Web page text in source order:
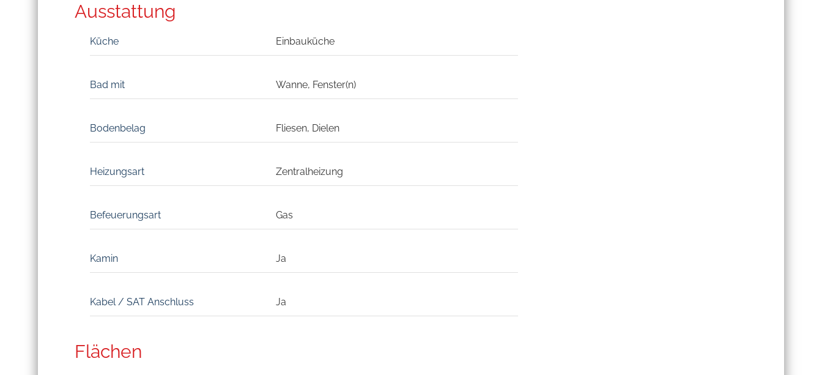
Ausstattung
Küche Einbauküche
Bad mit Wanne, Fenster(n)
Bodenbelag Fliesen, Dielen
Heizungsart Zentralheizung
Befeuerungsart Gas
Kamin Ja
Kabel / SAT Anschluss Ja
Flächen